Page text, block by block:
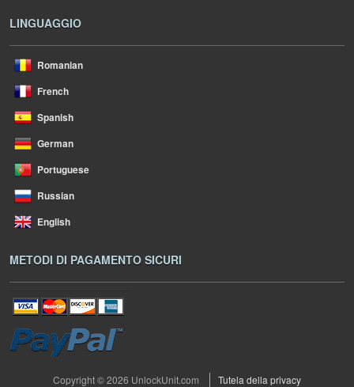
LINGUAGGIO
Romanian
French
Spanish
German
Portuguese
Russian
English
METODI DI PAGAMENTO SICURI
Copyright © 2026 UnlockUnit.com Tutela della privacy